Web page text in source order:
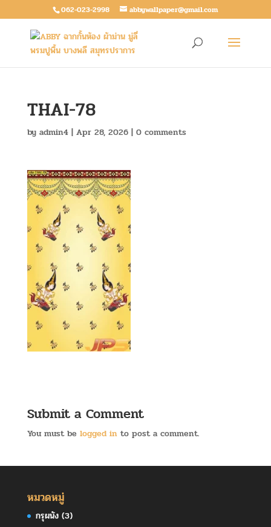
062-023-2998 abbywallpaper@gmail.com
THAI-78
by admin4| Apr 28, 2026| 0 comments
Submit a Comment
You must be logged into post a comment.
หมวดหมู่
กรุผนัง(3)